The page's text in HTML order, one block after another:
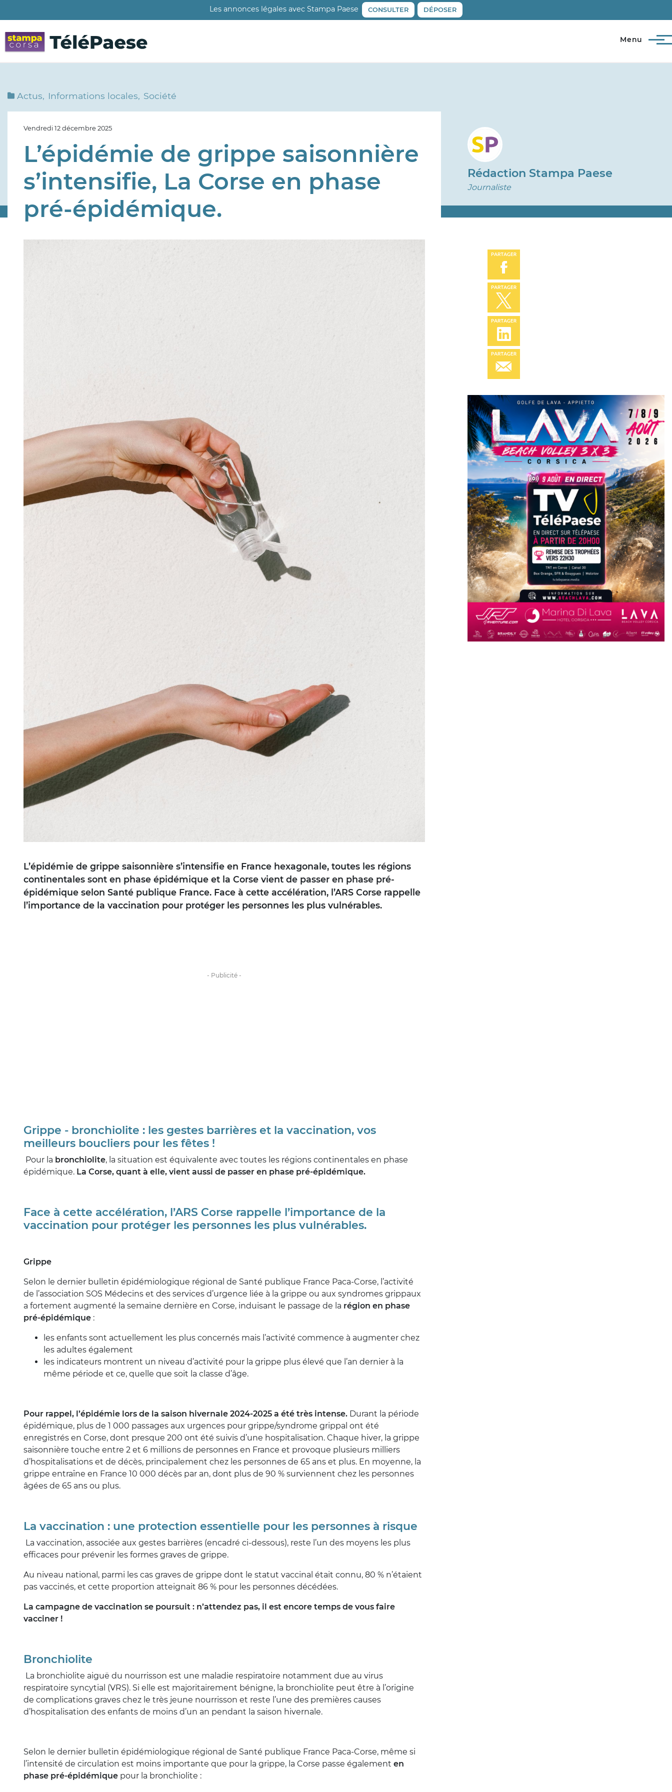
au
contenu
principal
Les annonces légales avec Stampa Paese CONSULTER DÉPOSER
Menu
Actus Informations locales Société
Vendredi 12 décembre 2025
L’épidémie de grippe saisonnière
s’intensifie, La Corse en phase
pré-épidémique.
Image
L’épidémie de grippe saisonnière s’intensifie en France hexagonale, toutes les régions
continentales sont en phase épidémique et la Corse vient de passer en phase pré-
épidémique selon Santé publique France. Face à cette accélération, l’ARS Corse rappelle
l’importance de la vaccination pour protéger les personnes les plus vulnérables.
Grippe - bronchiolite : les gestes barrières et la vaccination, vos
meilleurs boucliers pour les fêtes !
Pour la bronchiolite, la situation est équivalente avec toutes les régions continentales en phase
épidémique. La Corse, quant à elle, vient aussi de passer en phase pré-épidémique.
Face à cette accélération, l’ARS Corse rappelle l’importance de la
vaccination pour protéger les personnes les plus vulnérables.
Grippe
Selon le dernier bulletin épidémiologique régional de Santé publique France Paca-Corse, l’activité
de l’association SOS Médecins et des services d’urgence liée à la grippe ou aux syndromes grippaux
a fortement augmenté la semaine dernière en Corse, induisant le passage de la région en phase
pré-épidémique :
les enfants sont actuellement les plus concernés mais l’activité commence à augmenter chez
les adultes également
les indicateurs montrent un niveau d’activité pour la grippe plus élevé que l’an dernier à la
même période et ce, quelle que soit la classe d’âge.
Pour rappel, l’épidémie lors de la saison hivernale 2024-2025 a été très intense. Durant la période
épidémique, plus de 1 000 passages aux urgences pour grippe/syndrome grippal ont été
enregistrés en Corse, dont presque 200 ont été suivis d’une hospitalisation. Chaque hiver, la grippe
saisonnière touche entre 2 et 6 millions de personnes en France et provoque plusieurs milliers
d’hospitalisations et de décès, principalement chez les personnes de 65 ans et plus. En moyenne, la
grippe entraîne en France 10 000 décès par an, dont plus de 90 % surviennent chez les personnes
âgées de 65 ans ou plus.
La vaccination : une protection essentielle pour les personnes à risque
La vaccination, associée aux gestes barrières (encadré ci-dessous), reste l’un des moyens les plus
efficaces pour prévenir les formes graves de grippe.
Au niveau national, parmi les cas graves de grippe dont le statut vaccinal était connu, 80 % n’étaient
pas vaccinés, et cette proportion atteignait 86 % pour les personnes décédées.
La campagne de vaccination se poursuit : n’attendez pas, il est encore temps de vous faire
vacciner !
Bronchiolite
La bronchiolite aiguë du nourrisson est une maladie respiratoire notamment due au virus
respiratoire syncytial (VRS). Si elle est majoritairement bénigne, la bronchiolite peut être à l’origine
de complications graves chez le très jeune nourrisson et reste l’une des premières causes
d’hospitalisation des enfants de moins d’un an pendant la saison hivernale.
Selon le dernier bulletin épidémiologique régional de Santé publique France Paca-Corse, même si
l’intensité de circulation est moins importante que pour la grippe, la Corse passe également en
phase pré-épidémique pour la bronchiolite :
Rédaction Stampa Paese
Journaliste